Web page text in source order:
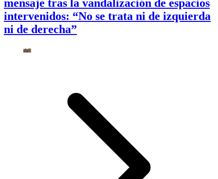
mensaje tras la vandalización de espacios
intervenidos: “No se trata ni de izquierda
ni de derecha”